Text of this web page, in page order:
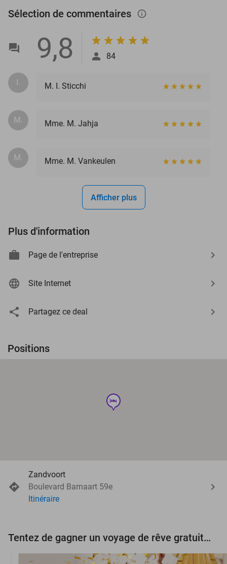
Sélection de commentaires info_outlined
9,8 84
I. M. I. Sticchi
M. Mme. M. Jahja
M. Mme. M. Vankeulen
Afficher plus
Plus d'information
Page de l'entreprise
Site Internet
Partagez ce deal
Positions
hotel
Zandvoort
Boulevard Barnaart 59e
Itinéraire
Tentez de gagner un voyage de rêve gratuit d'une valeur de 3.000 € !